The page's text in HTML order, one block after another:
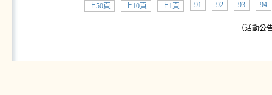
上50頁 上10頁 上1頁 91 92 93 94
（活動公